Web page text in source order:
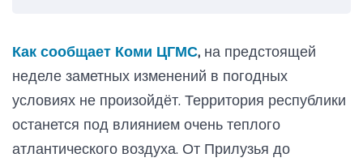
Как сообщает Коми ЦГМС, на предстоящей
неделе заметных изменений в погодных
условиях не произойдёт. Территория республики
останется под влиянием очень теплого
атлантического воздуха. От Прилузья до